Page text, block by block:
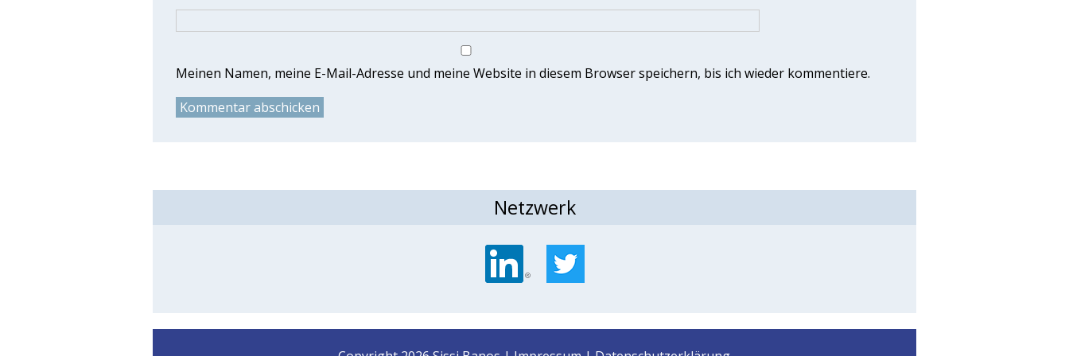
Meinen Namen, meine E-Mail-Adresse und meine Website in diesem Browser speichern, bis ich wieder kommentiere.
Netzwerk